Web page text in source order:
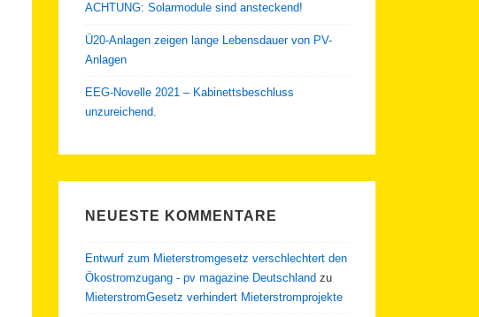
ACHTUNG: Solarmodule sind ansteckend!
Ü20-Anlagen zeigen lange Lebensdauer von PV-
Anlagen
EEG-Novelle 2021 – Kabinettsbeschluss
unzureichend.
NEUESTE KOMMENTARE
Entwurf zum Mieterstromgesetz verschlechtert den
Ökostromzugang - pv magazine Deutschland zu
MieterstromGesetz verhindert Mieterstromprojekte